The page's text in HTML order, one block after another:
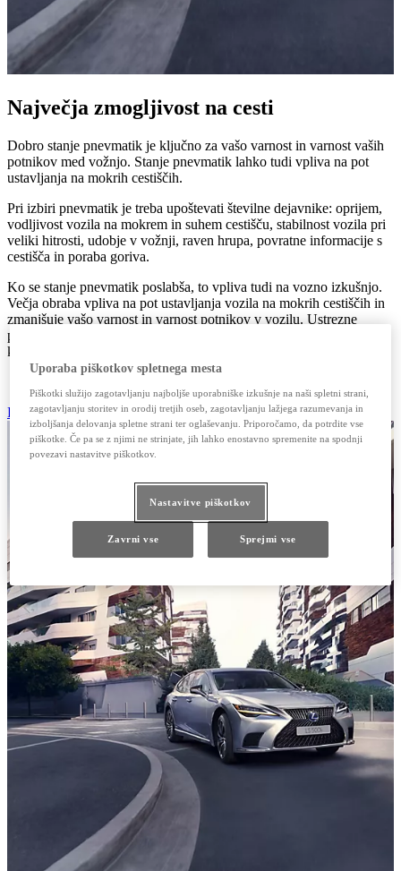
Največja zmogljivost na cesti
Dobro stanje pnevmatik je ključno za vašo varnost in varnost vaših
potnikov med vožnjo. Stanje pnevmatik lahko tudi vpliva na pot
ustavljanja na mokrih cestiščih.
Pri izbiri pnevmatik je treba upoštevati številne dejavnike: oprijem,
vodljivost vozila na mokrem in suhem cestišču, stabilnost vozila pri
veliki hitrosti, udobje v vožnji, raven hrupa, povratne informacije s
cestišča in poraba goriva.
Ko se stanje pnevmatik poslabša, to vpliva tudi na vozno izkušnjo.
Večja obraba vpliva na pot ustavljanja vozila na mokrih cestiščih in
zmanjšuje vašo varnost in varnost potnikov v vozilu. Ustrezne
pnevmatike zagotavljajo oprijem, ki je bistven za učinkovito
krmiljenje, zaviranje in prenos moči iz motorja.
Poiščite partnerja Lexus
Uporaba piškotkov spletnega mesta
Piškotki služijo zagotavljanju najboljše uporabniške izkušnje na naši spletni strani,
zagotavljanju storitev in orodij tretjih oseb, zagotavljanju lažjega razumevanja in
izboljšanja delovanja spletne strani ter oglaševanju. Priporočamo, da potrdite vse
piškotke. Če pa se z njimi ne strinjate, jih lahko enostavno spremenite na spodnji
povezavi nastavitve piškotkov.
Nastavitve piškotkov
Zavrni vse Sprejmi vse